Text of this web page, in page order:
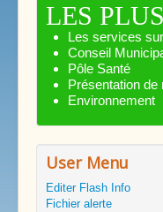
LES
Les services
Conseil
Pôle Santé
Présentation
Environnement
User Menu
Editer Flash Info
Fichier alerte